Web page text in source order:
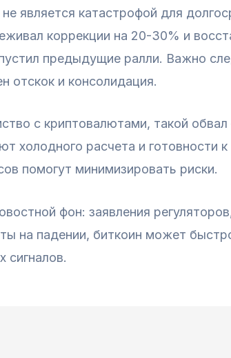
является катастрофой для
коррекции на 20-30% и
предыдущие ралли. Важно
отскок и консолидация.
с криптовалютами, такой
холодного расчета и
помогут минимизировать риски.
фон: заявления
на падении, биткоин может
сигналов.